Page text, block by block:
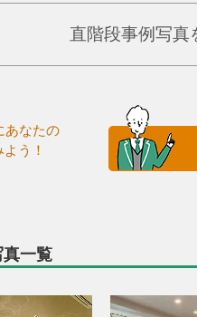
直階段事例写真
あなたの
う！
一覧